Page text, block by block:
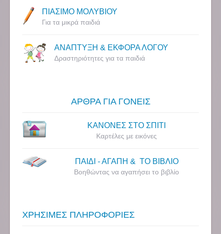
ΠΙΑΣΙΜΟ ΜΟΛΥΒΙΟΥ
Για τα μικρά παιδιά
ΑΝΑΠΤΥΞΗ & ΕΚΦΟΡΑ ΛΟΓΟΥ
Δραστηριότητες για τα παιδιά
ΑΡΘΡΑ ΓΙΑ ΓΟΝΕΙΣ
ΚΑΝΟΝΕΣ ΣΤΟ ΣΠΙΤΙ
Καρτέλες με εικόνες
ΠΑΙΔΙ - ΑΓΑΠΗ & ΤΟ ΒΙΒΛΙΟ
Βοηθώντας να αγαπήσει το βιβλίο
ΧΡΗΣΙΜΕΣ ΠΛΗΡΟΦΟΡΙΕΣ